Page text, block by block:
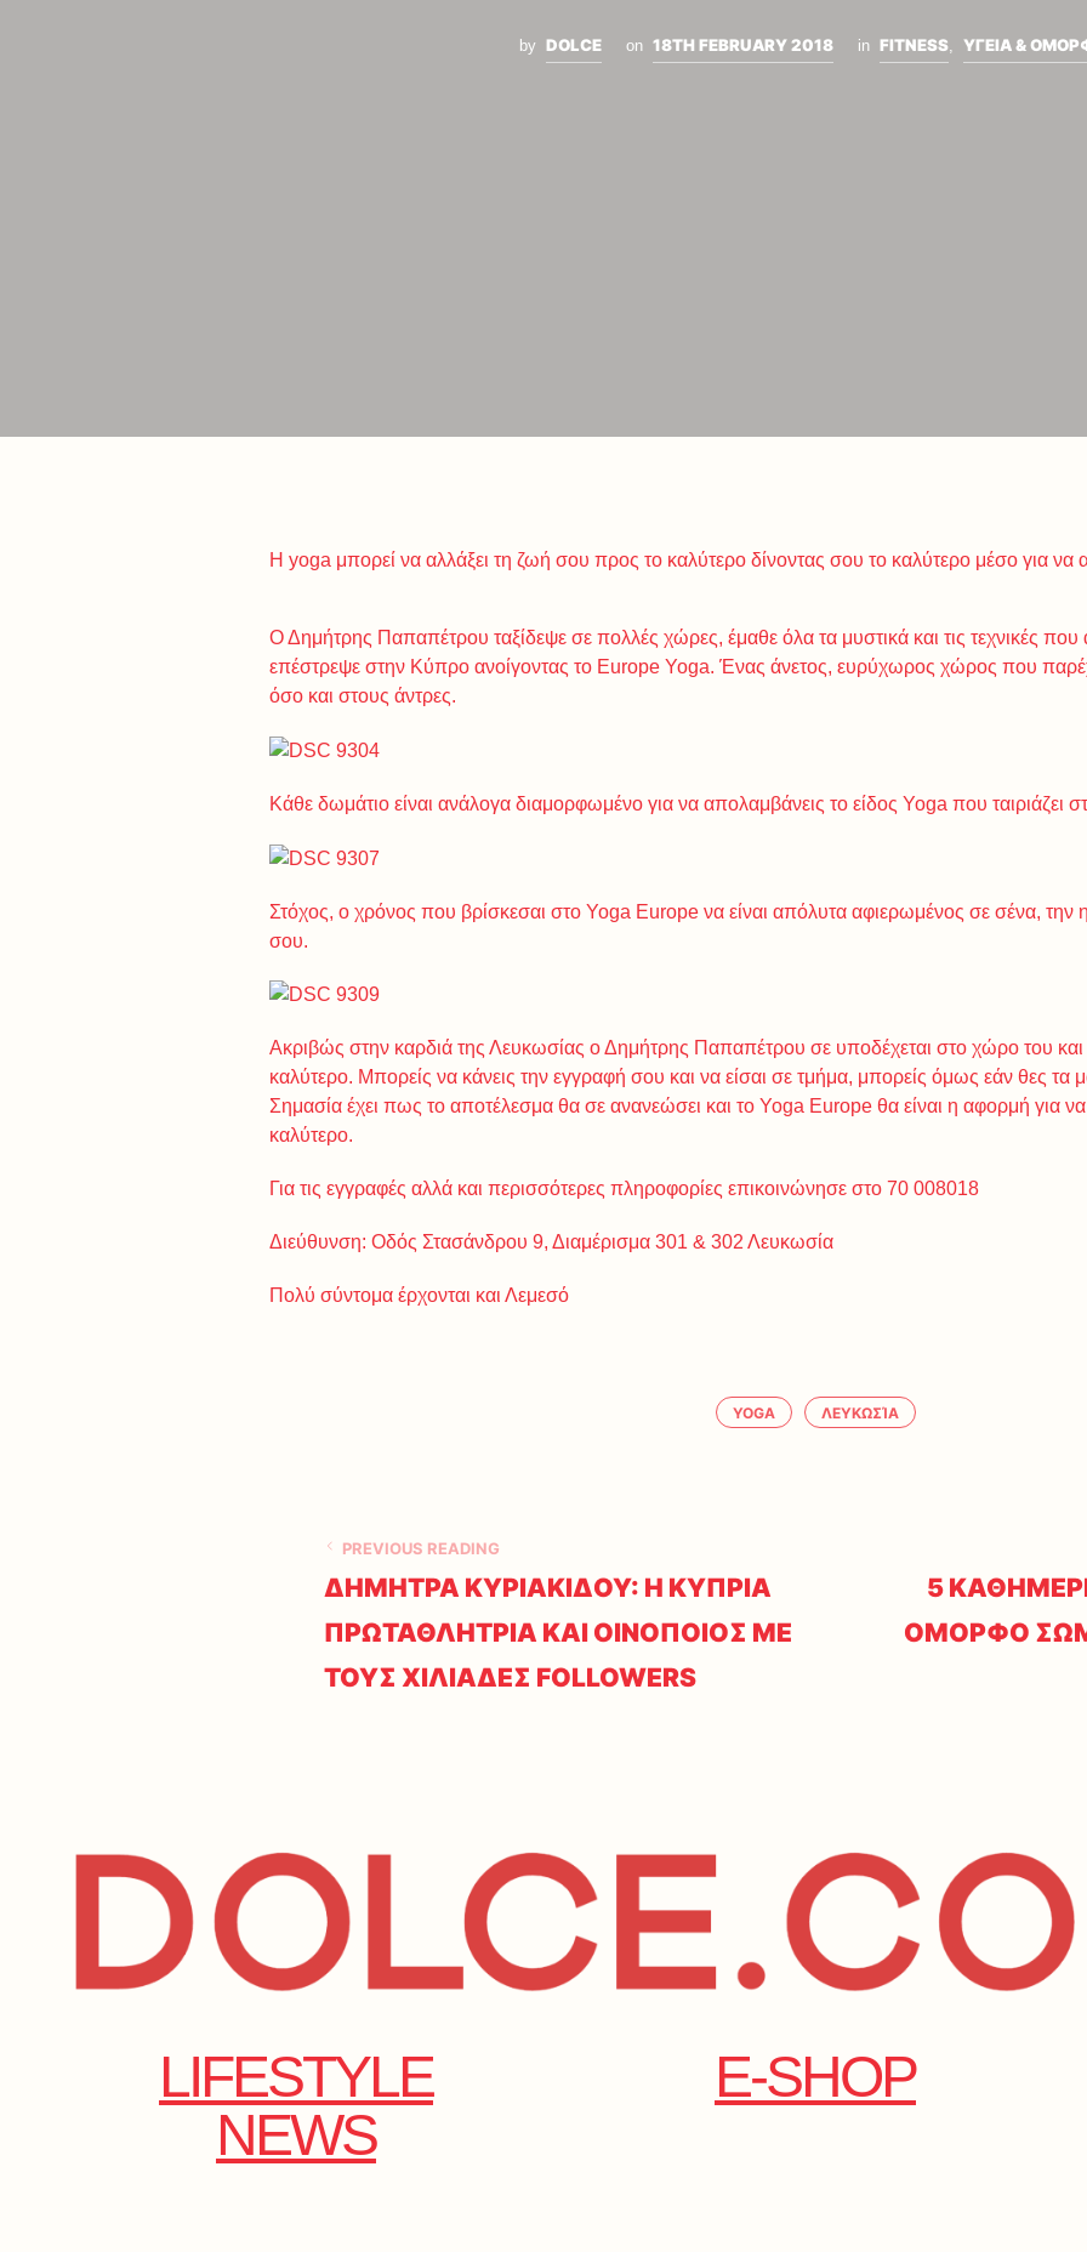
by DOLCE on 18TH FEBRUARY 2018 in FITNESS, ΥΓΕΙΑ &
Η yoga μπορεί να αλλάξει τη ζωή σου προς το καλύτερο δίνοντας σου το καλύτερο μέσο για να
Ο Δημήτρης Παπαπέτρου ταξίδεψε σε πολλές χώρες, έμαθε όλα τα μυστικά και τις τεχνικές
επέστρεψε στην Κύπρο ανοίγοντας το Europe Yoga. Ένας άνετος, ευρύχωρος χώρος που
όσο και στους άντρες.
Κάθε δωμάτιο είναι ανάλογα διαμορφωμένο για να απολαμβάνεις το είδος Yoga που ταιριάζει
Στόχος, ο χρόνος που βρίσκεσαι στο Yoga Europe να είναι απόλυτα αφιερωμένος σε σένα, την
σου.
Ακριβώς στην καρδιά της Λευκωσίας ο Δημήτρης Παπαπέτρου σε υποδέχεται στο χώρο του
καλύτερο. Μπορείς να κάνεις την εγγραφή σου και να είσαι σε τμήμα, μπορείς όμως εάν θες τα
Σημασία έχει πως το αποτέλεσμα θα σε ανανεώσει και το Yoga Europe θα είναι η αφορμή για
καλύτερο.
Για τις εγγραφές αλλά και περισσότερες πληροφορίες επικοινώνησε στο 70 008018
Διεύθυνση: Οδός Στασάνδρου 9, Διαμέρισμα 301 & 302 Λευκωσία
Πολύ σύντομα έρχονται και Λεμεσό
YOGA ΛΕΥΚΩΣΊΑ
PREVIOUS READING
ΔΗΜΗΤΡΑ ΚΥΡΙΑΚΙΔΟΥ: Η ΚΥΠΡΙΑ
ΠΡΩΤΑΘΛΗΤΡΙΑ ΚΑΙ ΟΙΝΟΠΟΙΟΣ ΜΕ
ΤΟΥΣ ΧΙΛΙΑΔΕΣ FOLLOWERS
5
ΟΜΟΡΦΟ
LIFESTYLE
NEWS
E-SHOP